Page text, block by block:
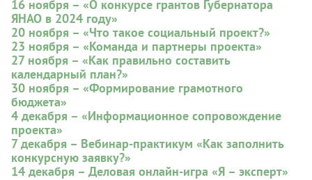
16 ноября – «О конкурсе грантов Губернатора
ЯНАО в 2024 году»
20 ноября – «Что такое социальный проект?»
23 ноября – «Команда и партнеры проекта»
27 ноября – «Как правильно составить
календарный план?»
30 ноября – «Формирование грамотного
бюджета»
4 декабря – «Информационное сопровождение
проекта»
7 декабря – Вебинар-практикум «Как заполнить
конкурсную заявку?»
14 декабря – Деловая онлайн-игра «Я – эксперт»